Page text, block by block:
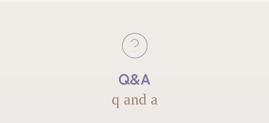
Q&A
q and a